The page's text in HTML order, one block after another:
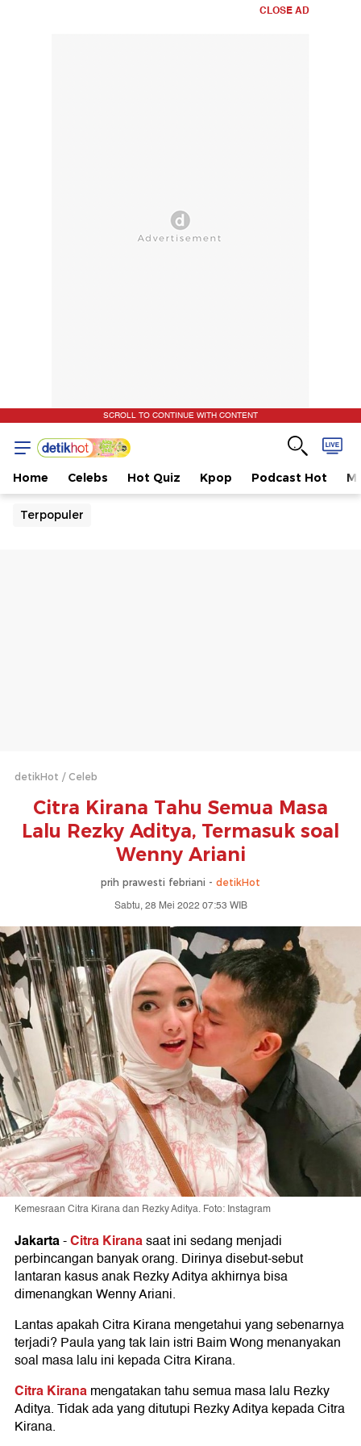
CLOSE AD
SCROLL TO CONTINUE WITH CONTENT
Home Celebs Hot Quiz Kpop Podcast Hot
Terpopuler
detikHot Celeb
Citra Kirana Tahu Semua Masa
Lalu Rezky Aditya, Termasuk soal
Wenny Ariani
prih prawesti febriani - detikHot
Sabtu, 28 Mei 2022 07:53 WIB
Kemesraan Citra Kirana dan Rezky Aditya. Foto: Instagram
Jakarta-Citra Kiranasaat ini sedang menjadi
perbincangan banyak orang. Dirinya disebut-sebut
lantaran kasus anak Rezky Aditya akhirnya bisa
dimenangkan Wenny Ariani.
Lantas apakah Citra Kirana mengetahui yang sebenarnya
terjadi? Paula yang tak lain istri Baim Wong menanyakan
soal masa lalu ini kepada Citra Kirana.
Citra Kiranamengatakan tahu semua masa lalu Rezky
Aditya. Tidak ada yang ditutupi Rezky Aditya kepada Citra
Kirana.